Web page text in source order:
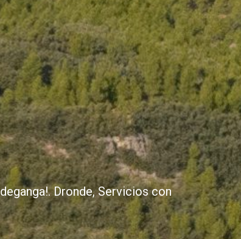
Dronde, Servicios con